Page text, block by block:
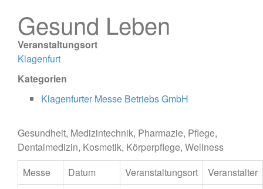
Gesund Leben
Veranstaltungsort
Klagenfurt
Kategorien
Klagenfurter Messe Betriebs GmbH
Gesundheit, Medizintechnik, Pharmazie, Pflege,
Dentalmedizin, Kosmetik, Körperpflege, Wellness
Messe
Datum Veranstaltungsort Veranstalter